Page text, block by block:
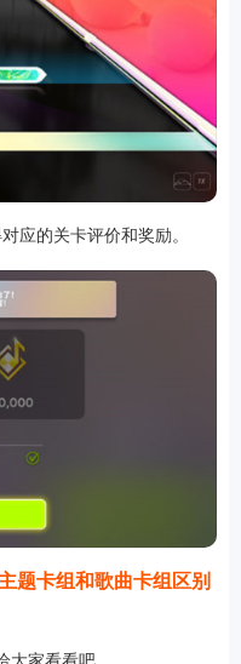
应的关卡评价和奖励。
题卡组和歌曲卡组区别